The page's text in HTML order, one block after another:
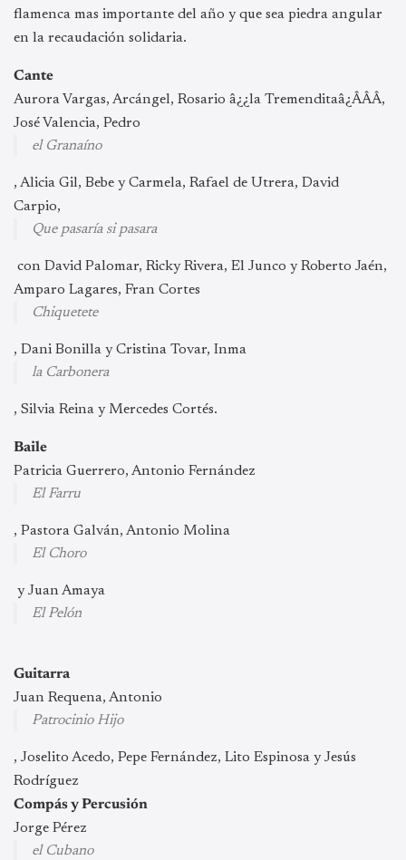
flamenca mas importante del año y que sea piedra angular
en la recaudación solidaria.
Cante
Aurora Vargas, Arcángel, Rosario â¿¿la Tremenditaâ¿ÂÂÂ,
José Valencia, Pedro
el Granaíno
, Alicia Gil, Bebe y Carmela, Rafael de Utrera, David
Carpio,
Que pasaría si pasara
con David Palomar, Ricky Rivera, El Junco y Roberto Jaén,
Amparo Lagares, Fran Cortes
Chiquetete
, Dani Bonilla y Cristina Tovar, Inma
la Carbonera
, Silvia Reina y Mercedes Cortés.
Baile
Patricia Guerrero, Antonio Fernández
El Farru
, Pastora Galván, Antonio Molina
El Choro
y Juan Amaya
El Pelón
Guitarra
Juan Requena, Antonio
Patrocinio Hijo
, Joselito Acedo, Pepe Fernández, Lito Espinosa y Jesús
Rodríguez
Compás y Percusión
Jorge Pérez
el Cubano